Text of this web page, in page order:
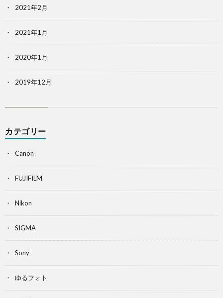
2021年2月
2021年1月
2020年1月
2019年12月
カテゴリー
Canon
FUJIFILM
Nikon
SIGMA
Sony
ゆるフォト